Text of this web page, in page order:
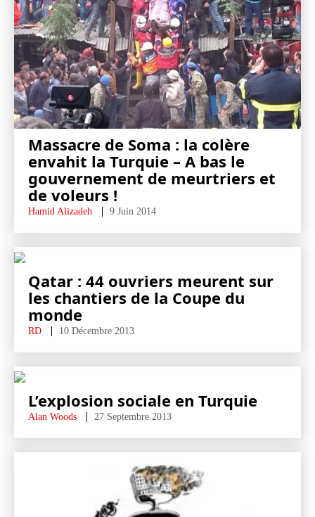
Massacre de Soma : la colère
envahit la Turquie – A bas le
gouvernement de meurtriers et
de voleurs !
Hamid Alizadeh 9 Juin 2014
Qatar : 44 ouvriers meurent sur
les chantiers de la Coupe du
monde
RD 10 Décembre 2013
L’explosion sociale en Turquie
Alan Woods 27 Septembre 2013